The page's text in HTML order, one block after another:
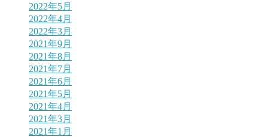
2022年5月
2022年4月
2022年3月
2021年9月
2021年8月
2021年7月
2021年6月
2021年5月
2021年4月
2021年3月
2021年1月